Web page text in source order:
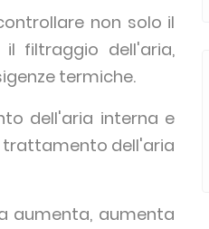
non solo il
filtraggio dell'aria,
termiche.
dell'aria interna e
trattamento dell'aria
aumenta, aumenta